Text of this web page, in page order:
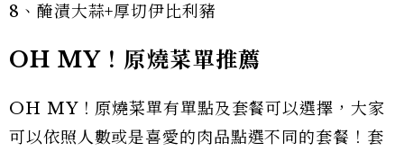
8、醃漬大蒜+厚切伊比利豬
OH MY！原燒菜單推薦
OH MY！原燒菜單有單點及套餐可以選擇，大家
可以依照人數或是喜愛的肉品點選不同的套餐！套